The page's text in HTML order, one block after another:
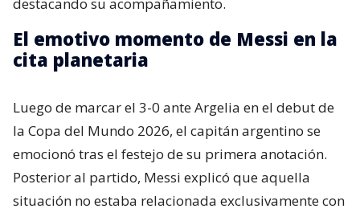
El emotivo momento de Messi en la
cita planetaria
Luego de marcar el 3-0 ante Argelia en el debut de
la Copa del Mundo 2026, el capitán argentino se
emocionó tras el festejo de su primera anotación.
Posterior al partido, Messi explicó que aquella
situación no estaba relacionada exclusivamente con